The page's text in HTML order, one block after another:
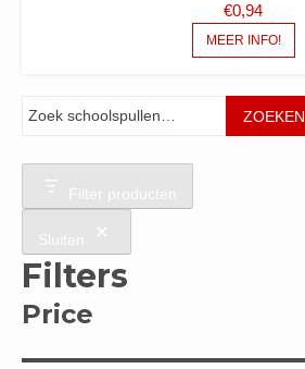
€0,94
MEER INFO!
ZOEKEN
Filter producten
Sluiten
Filters
Price